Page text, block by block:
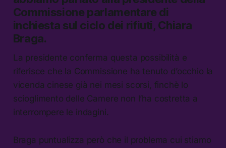
Commissione parlamentare di
inchiesta sul ciclo dei rifiuti, Chiara
Braga.
La presidente conferma questa possibilità e
riferisce che la Commissione ha tenuto d’occhio la
vicenda cinese già nei mesi scorsi, finchè lo
scioglimento delle Camere non l’ha costretta a
interrompere le indagini.
Braga puntualizza però che il problema cui stiamo